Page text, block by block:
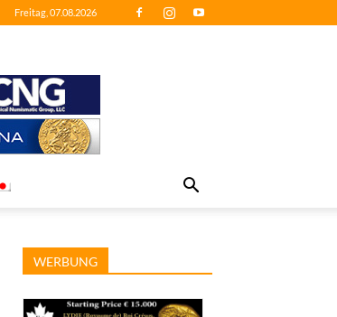
Freitag, 07.08.2026
WERBUNG